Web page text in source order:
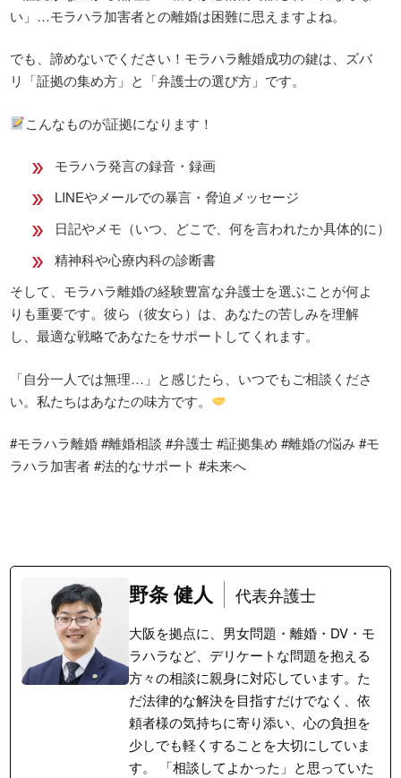
い」…モラハラ加害者との離婚は困難に思えますよね。
でも、諦めないでください！モラハラ離婚成功の鍵は、ズバ
リ「証拠の集め方」と「弁護士の選び方」です。
こんなものが証拠になります！
モラハラ発言の録音・録画
LINEやメールでの暴言・脅迫メッセージ
日記やメモ（いつ、どこで、何を言われたか具体的に）
精神科や心療内科の診断書
そして、モラハラ離婚の経験豊富な弁護士を選ぶことが何よ
りも重要です。彼ら（彼女ら）は、あなたの苦しみを理解
し、最適な戦略であなたをサポートしてくれます。
「自分一人では無理…」と感じたら、いつでもご相談くださ
い。私たちはあなたの味方です。
#モラハラ離婚 #離婚相談 #弁護士 #証拠集め #離婚の悩み #モ
ラハラ加害者 #法的なサポート #未来へ
野条 健人 代表弁護士
大阪を拠点に、男女問題・離婚・DV・モ
ラハラなど、デリケートな問題を抱える
方々の相談に親身に対応しています。た
だ法律的な解決を目指すだけでなく、依
頼者様の気持ちに寄り添い、心の負担を
少しでも軽くすることを大切にしていま
す。 「相談してよかった」と思っていた